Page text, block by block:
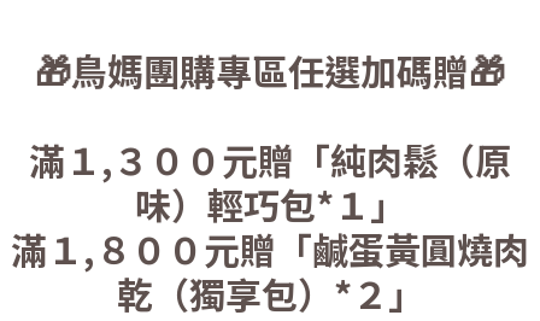
🎁鳥媽團購專區任選加碼贈🎁
滿１,３００元贈「純肉鬆（原
味）輕巧包*１」
滿１,８００元贈「鹹蛋黃圓燒肉
乾（獨享包）*２」